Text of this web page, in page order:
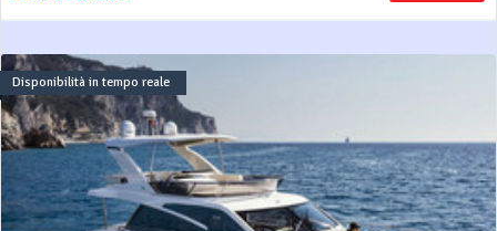
Disponibilità in tempo reale